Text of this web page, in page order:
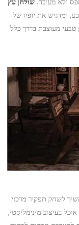
ולא מעובד. שולחן עץ
ומדגיש את יופיו של
טבעי מעוצבת בדרך כלל
לשחק תפקיד מרכזי
בעיצוב מינימליסטי,